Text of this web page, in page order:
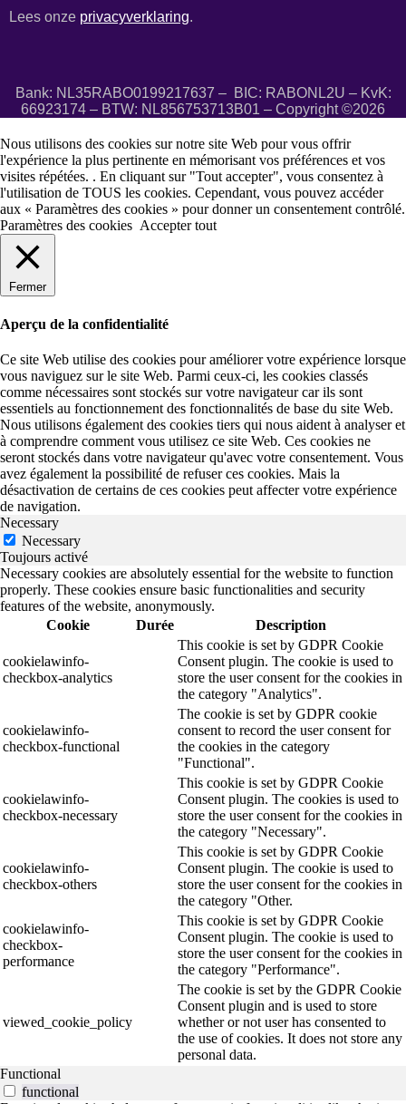
Lees onze privacyverklaring.
Bank: NL35RABO0199217637 – BIC: RABONL2U – KvK:
66923174 – BTW: NL856753713B01 – Copyright ©2026
Nous utilisons des cookies sur notre site Web pour vous offrir
l'expérience la plus pertinente en mémorisant vos préférences et vos
visites répétées. . En cliquant sur "Tout accepter", vous consentez à
l'utilisation de TOUS les cookies. Cependant, vous pouvez accéder
aux « Paramètres des cookies » pour donner un consentement contrôlé.
Paramètres des cookies Accepter tout
Fermer
Aperçu de la confidentialité
Ce site Web utilise des cookies pour améliorer votre expérience lorsque
vous naviguez sur le site Web. Parmi ceux-ci, les cookies classés
comme nécessaires sont stockés sur votre navigateur car ils sont
essentiels au fonctionnement des fonctionnalités de base du site Web.
Nous utilisons également des cookies tiers qui nous aident à analyser et
à comprendre comment vous utilisez ce site Web. Ces cookies ne
seront stockés dans votre navigateur qu'avec votre consentement. Vous
avez également la possibilité de refuser ces cookies. Mais la
désactivation de certains de ces cookies peut affecter votre expérience
de navigation.
Necessary
Necessary
Toujours activé
Necessary cookies are absolutely essential for the website to function
properly. These cookies ensure basic functionalities and security
features of the website, anonymously.
Cookie
Durée Description
cookielawinfo-
checkbox-analytics
This cookie is set by GDPR Cookie
Consent plugin. The cookie is used to
store the user consent for the cookies in
the category "Analytics".
cookielawinfo-
checkbox-functional
The cookie is set by GDPR cookie
consent to record the user consent for
the cookies in the category
"Functional".
cookielawinfo-
checkbox-necessary
This cookie is set by GDPR Cookie
Consent plugin. The cookies is used to
store the user consent for the cookies in
the category "Necessary".
cookielawinfo-
checkbox-others
This cookie is set by GDPR Cookie
Consent plugin. The cookie is used to
store the user consent for the cookies in
the category "Other.
cookielawinfo-
checkbox-
performance
This cookie is set by GDPR Cookie
Consent plugin. The cookie is used to
store the user consent for the cookies in
the category "Performance".
viewed_cookie_policy
The cookie is set by the GDPR Cookie
Consent plugin and is used to store
whether or not user has consented to
the use of cookies. It does not store any
personal data.
Functional
functional